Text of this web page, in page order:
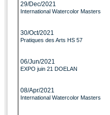
29/Dec/2021
International Watercolor Masters
30/Oct/2021
Pratiques des Arts HS 57
06/Jun/2021
EXPO juin 21 DOELAN
08/Apr/2021
International Watercolor Masters